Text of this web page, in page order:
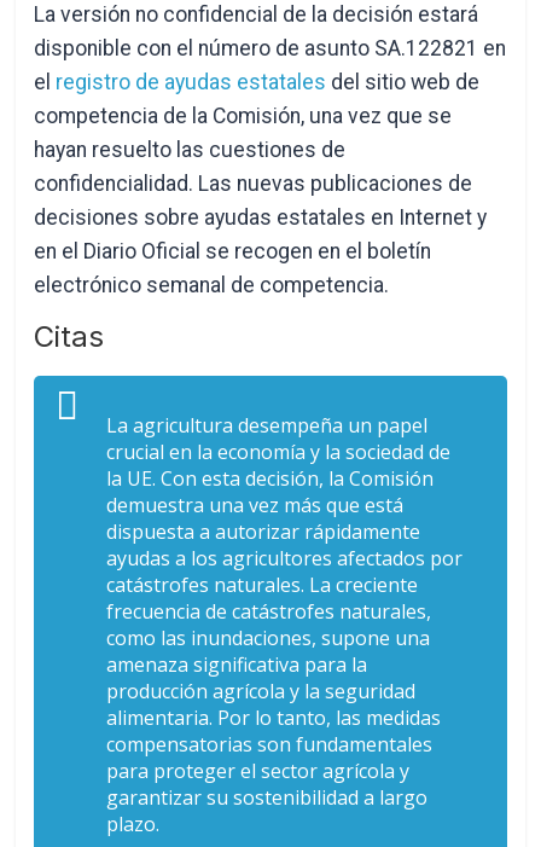
La versión no confidencial de la decisión estará
disponible con el número de asunto SA.122821 en
el registro de ayudas estatales del sitio web de
competencia de la Comisión, una vez que se
hayan resuelto las cuestiones de
confidencialidad. Las nuevas publicaciones de
decisiones sobre ayudas estatales en Internet y
en el Diario Oficial se recogen en el boletín
electrónico semanal de competencia.
Citas
La agricultura desempeña un papel
crucial en la economía y la sociedad de
la UE. Con esta decisión, la Comisión
demuestra una vez más que está
dispuesta a autorizar rápidamente
ayudas a los agricultores afectados por
catástrofes naturales. La creciente
frecuencia de catástrofes naturales,
como las inundaciones, supone una
amenaza significativa para la
producción agrícola y la seguridad
alimentaria. Por lo tanto, las medidas
compensatorias son fundamentales
para proteger el sector agrícola y
garantizar su sostenibilidad a largo
plazo.